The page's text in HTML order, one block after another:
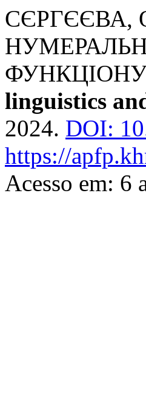
СЄРГЄЄВА,
linguistics
2024. DOI:
https://
Acesso em: 6